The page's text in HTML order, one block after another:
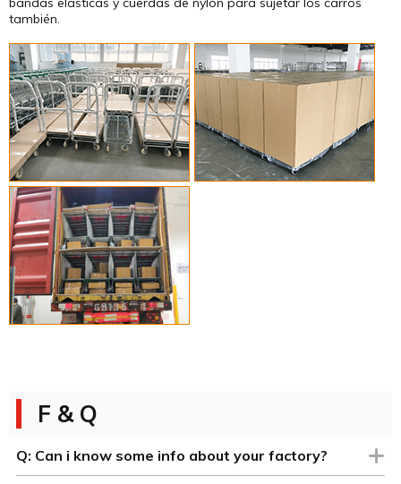
también.
F & Q
Q: Can i know some info about your factory?